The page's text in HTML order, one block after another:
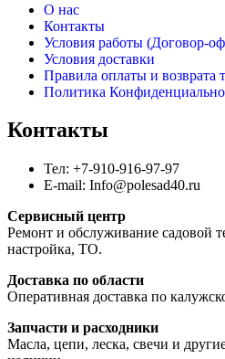
О нас
Контакты
Условия работы (Договор-
Условия доставки
Правила оплаты и возврата
Политика
Контакты
Тел: +7-910-916-97-97
E-mail: Info@polesad40.ru
Сервисный центр
Ремонт и обслуживание садовой
настройка, ТО.
Доставка по области
Оперативная доставка по
Запчасти и расходники
Масла, цепи, леска, свечи и